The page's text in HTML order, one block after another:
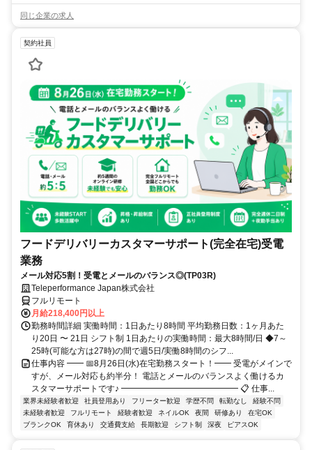
同じ企業の求人
契約社員
フードデリバリーカスタマーサポート(完全在宅)受電
業務
メール対応5割！受電とメールのバランス◎(TP03R)
Teleperformance Japan株式会社
フルリモート
月給218,400円以上
勤務時間詳細 実働時間：1日あたり8時間 平均勤務日数：1ヶ月あた
り20日 〜 21日 シフト制 1日あたりの実働時間：最大8時間/日 ◆7～
25時(可能な方は27時)の間で週5日/実働8時間のシフ...
仕事内容 ━━ 📅8月26日(水)在宅勤務スタート！━━ 受電がメインで
すが、メール対応も約半分！ 電話とメールのバランスよく働けるカ
スタマーサポートです♪ ━━━━━━━━━━━━━━ 📋 仕事...
業界未経験者歓迎 社員登用あり フリーター歓迎 学歴不問 転勤なし
経験不問
未経験者歓迎
フルリモート 経験者歓迎 ネイルOK 夜間 研修あり
在宅OK
ブランクOK
育休あり 交通費支給 長期歓迎 シフト制 深夜 ピアスOK